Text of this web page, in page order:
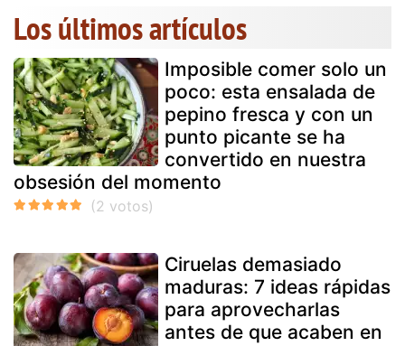
Los últimos artículos
Imposible comer solo un
poco: esta ensalada de
pepino fresca y con un
punto picante se ha
convertido en nuestra
obsesión del momento
Ciruelas demasiado
maduras: 7 ideas rápidas
para aprovecharlas
antes de que acaben en